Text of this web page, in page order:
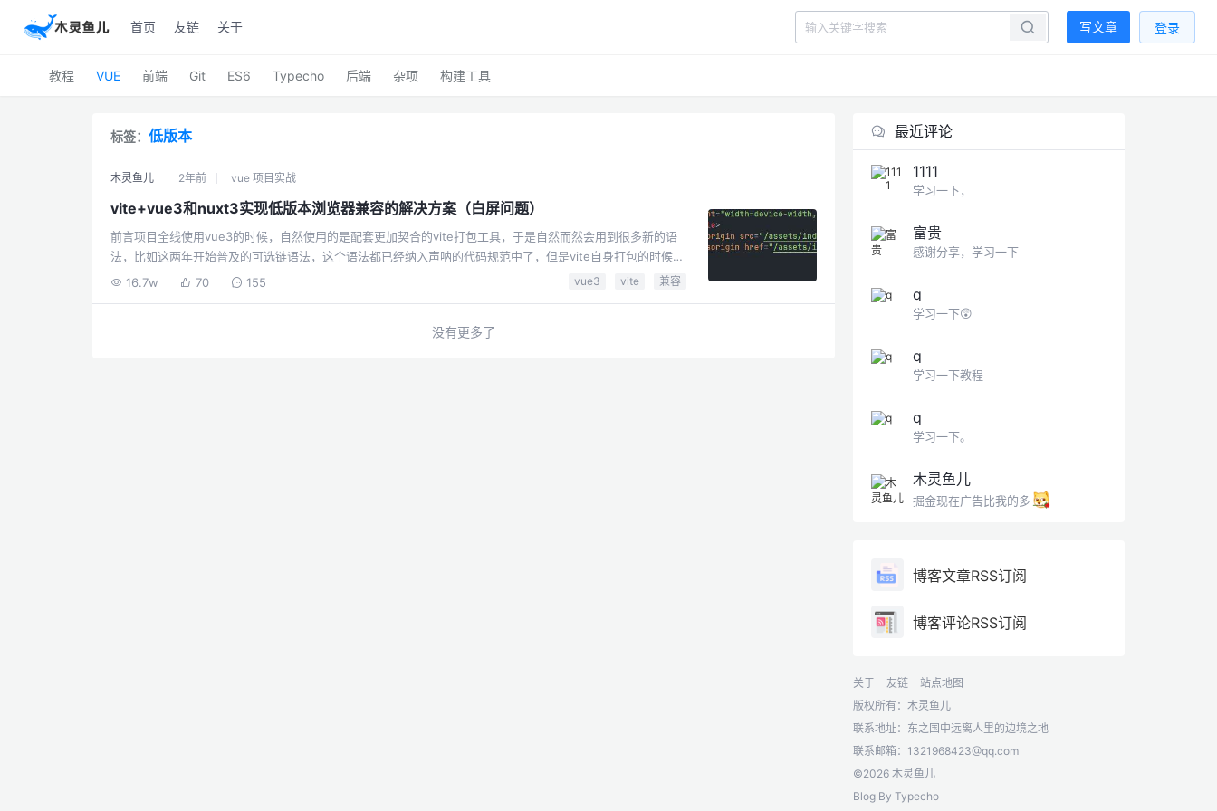
首页 友链 关于 写文章 登录
教程 VUE 前端 Git ES6 Typecho 后端 杂项 构建工具
标签： 低版本
木灵鱼儿 2年前 vue 项目实战
vite+vue3和nuxt3实现低版本浏览器兼容的解决方案（白屏问题）
前言项目全线使用vue3的时候，自然使用的是配套更加契合的vite打包工具，于是自然而然会用到很多新的语
法，比如这两年开始普及的可选链语法，这个语法都已经纳入声呐的代码规范中了，但是vite自身打包的时候，
并不会做过多的兼容处理。默认情况vite的兼容目标是支持原生ES模块，原生ESM动态导入和import.meta的浏
16.7w 70 155 vue3 vite 兼容
没有更多了
最近评论
1111
学习一下，
富贵
感谢分享，学习一下
q
学习一下😲
q
学习一下教程
q
学习一下。
木灵鱼儿
掘金现在广告比我的多
博客文章RSS订阅
博客评论RSS订阅
关于 友链
站点地图
版权所有：木灵鱼儿
联系地址：东之国中远离人里的边境之地
联系邮箱： 1321968423@qq.com
©2026 木灵鱼儿
Blog By Typecho